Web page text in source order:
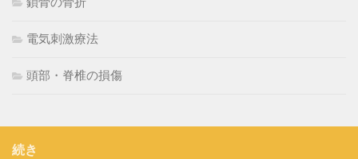
電気刺激療法
頭部・脊椎の損傷
続き